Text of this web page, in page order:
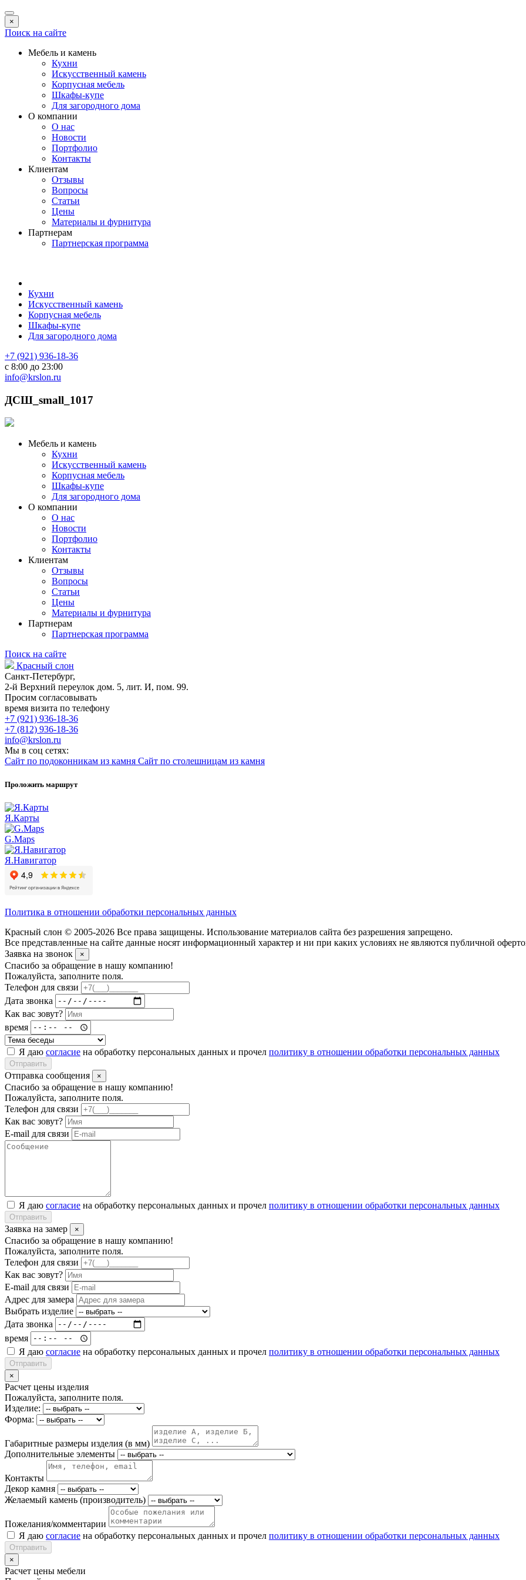
×
Поиск на сайте
Мебель и камень
Кухни
Искусственный камень
Корпусная мебель
Шкафы-купе
Для загородного дома
О компании
О нас
Новости
Портфолио
Контакты
Клиентам
Отзывы
Вопросы
Статьи
Цены
Материалы и фурнитура
Партнерам
Партнерская программа
Кухни
Искусственный камень
Корпусная мебель
Шкафы-купе
Для загородного дома
+7 (921) 936-18-36
с 8:00 до 23:00
info@krslon.ru
ДСШ_small_1017
Мебель и камень
Кухни
Искусственный камень
Корпусная мебель
Шкафы-купе
Для загородного дома
О компании
О нас
Новости
Портфолио
Контакты
Клиентам
Отзывы
Вопросы
Статьи
Цены
Материалы и фурнитура
Партнерам
Партнерская программа
Поиск на сайте
Красный слон
Санкт-Петербург,
2-й Верхний переулок дом. 5, лит. И, пом. 99.
Просим согласовывать
время визита по телефону
+7 (921) 936-18-36
+7 (812) 936-18-36
info@krslon.ru
Мы в соц сетях:
Сайт по подоконникам из камня Сайт по столешницам из камня
Проложить маршрут
Я.Карты
G.Maps
Я.Навигатор
Политика в отношении обработки персональных данных
Красный слон © 2005-2026 Все права защищены. Использование материалов сайта без разрешения запрещено.
Все представленные на сайте данные носят информационный характер и ни при каких условиях не являются публичной
Заявка на звонок
×
Спасибо за обращение в нашу компанию!
Пожалуйста, заполните поля.
Телефон для связи
Дата звонка
Как вас зовут?
время
Я даю согласие на обработку персональных данных и прочел политику в отношении обработки персональных данных
Отправить
Отправка сообщения ×
Спасибо за обращение в нашу компанию!
Пожалуйста, заполните поля.
Телефон для связи
Как вас зовут?
E-mail для связи
Я даю согласие на обработку персональных данных и прочел политику в отношении обработки персональных данных
Отправить
Заявка на замер ×
Спасибо за обращение в нашу компанию!
Пожалуйста, заполните поля.
Телефон для связи
Как вас зовут?
E-mail для связи
Адрес для замера
Выбрать изделие
Дата звонка
время
Я даю согласие на обработку персональных данных и прочел политику в отношении обработки персональных данных
Отправить
×
Расчет цены изделия
Пожалуйста, заполните поля.
Изделие:
Форма:
Габаритные размеры изделия (в мм)
Дополнительные элементы
Контакты
Декор камня
Желаемый камень (производитель)
Пожелания/комментарии
Я даю согласие на обработку персональных данных и прочел политику в отношении обработки персональных данных
Отправить
×
Расчет цены мебели